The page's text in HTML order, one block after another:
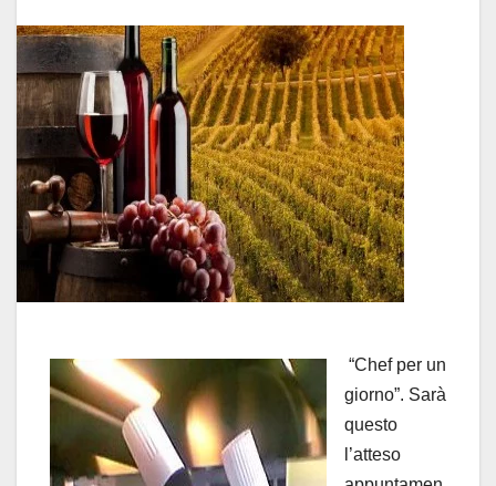
“Chef per un
giorno”. Sarà
questo
l’atteso